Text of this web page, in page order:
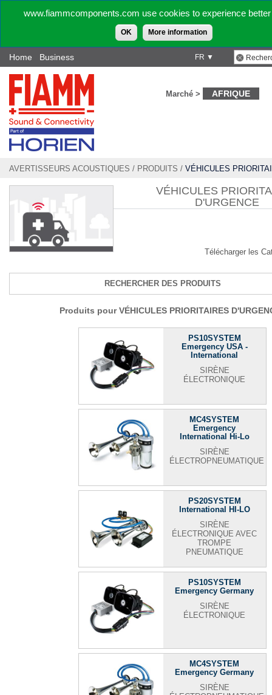
www.fiammcomponents.com use cookies to experience
OK More information
FR ▼
Home Business
Marché > AFRIQUE
AVERTISSEURS ACOUSTIQUES / PRODUITS / VÉHICULES
VÉHICULES
D'URGENCE
Télécharger les
RECHERCHER DES PRODUITS
Produits pour VÉHICULES PRIORITAIRES
PS10SYSTEM
Emergency USA -
International
SIRÈNE
ÉLECTRONIQUE
MC4SYSTEM
Emergency
International Hi-Lo
SIRÈNE
ÉLECTROPNEUMATIQUE
PS20SYSTEM
International HI-LO
SIRÈNE
ÉLECTRONIQUE AVEC
TROMPE
PNEUMATIQUE
PS10SYSTEM
Emergency Germany
SIRÈNE
ÉLECTRONIQUE
MC4SYSTEM
Emergency Germany
SIRÈNE